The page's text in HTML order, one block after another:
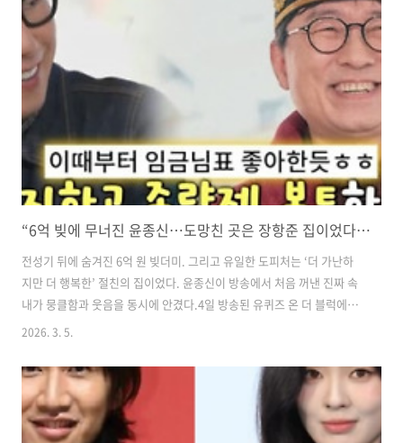
서 맘껏 웃어보려고 한다.​​연말에 갑자기 공연을 취소한 윤종신,하지만 팬
들은 그의 건강을 염려했고그의 놀라운 대처능력에 찬사를 보냈다.​​왜냐
하면 세계 최초? (맞지? ^^)립싱크하는 청음회를 열며공연 취소 쇼를 열
었기 때문~진짜 이런 센스는 타고났다고 본다.이러니 예능을 잘 하는 걸
까?​​한편 유재석이 "..
“6억 빚에 무너진 윤종신…도망친 곳은 장항준 집이었다” 눈물과 웃음의 고백
​전성기 뒤에 숨겨진 6억 원 빚더미. 그리고 유일한 도피처는 ‘더 가난하
지만 더 행복한’ 절친의 집이었다. 윤종신이 방송에서 처음 꺼낸 진짜 속
내가 뭉클함과 웃음을 동시에 안겼다.4일 방송된 유퀴즈 온 더 블럭에서
는 가수 윤종신이 출연해 인생의 굴곡을 솔직하게 털어놨다. 화려한 전성
친 장항준과의 특별한 우정까지 진솔한 고백이 이어졌다.​ ​윤종신은 90년
대 번 수입을 투자했다가 실패하며 큰 빚을 지게 됐다고 밝혔다.가수 하
림을 캐스팅해 제작에 도전했지만 결과는 참담했다. 모든 것이 무너진 순
간, 그가 향한 곳은 의외로 장항준의 집이었다. 그는 “그 집에 가면 유토
2026. 3. 5.